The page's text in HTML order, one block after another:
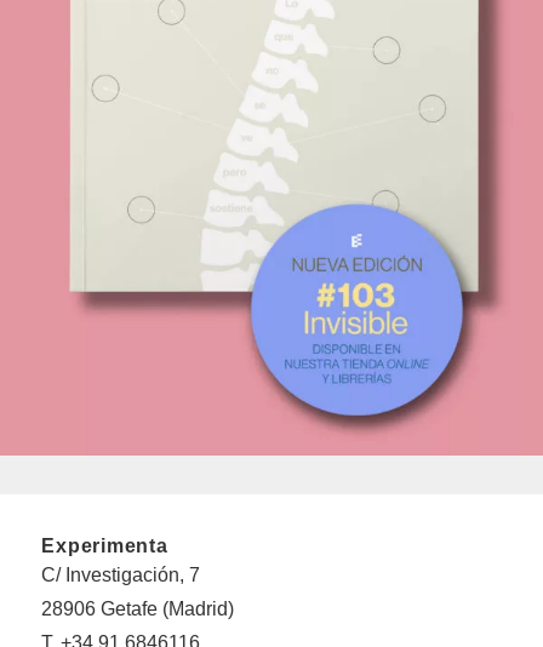
Experimenta
C/ Investigación, 7
28906 Getafe (Madrid)
T. +34 91 6846116